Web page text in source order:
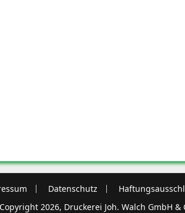
Datenschutz
2026, Druckerei Joh. Walch GmbH &